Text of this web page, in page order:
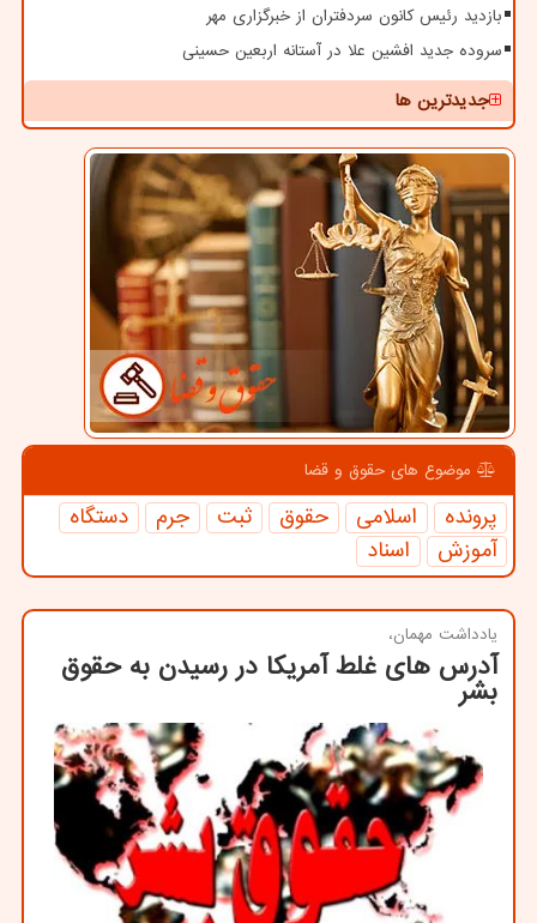
بازدید رئیس کانون سردفتران از خبرگزاری مهر
سروده جدید افشین علا در آستانه اربعین حسینی
جدیدترین ها
موضوع های حقوق و قضا
پرونده اسلامی حقوق ثبت جرم
دستگاه
آموزش
اسناد
یادداشت مهمان،
آدرس های غلط آمریکا در رسیدن به حقوق
بشر